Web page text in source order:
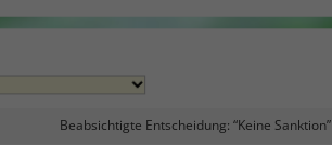
Beabsichtigte Entscheidung: “Keine Sanktion”